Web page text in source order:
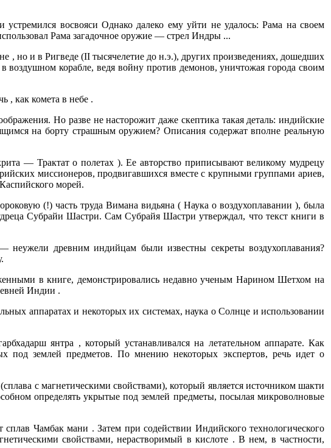
восвояси Однако далеко ему уйти не удалось: Рама на своем
Рама загадочное оружие — стрел Индры ...
но и в Ригведе (II тысячелетие до н.э.), других произведениях, дошедших
воздушном корабле, ведя войну против демонов, уничтожая города своим
, как комета в небе .
Но разве не насторожит даже скептика такая деталь: индийские
на борту страшным оружием? Описания содержат вполне реальную
— Трактат о полетах ). Ее авторство приписывают великому мудрецу
миссионеров, продвигавшихся вместе с крупными группами ариев,
морей.
(!) часть труда Вимана видьяна ( Наука о воздухоплавании ), была
Субрайи Шастри. Сам Субрайя Шастри утверждал, что текст книги в
неужели древним индийцам были известны секреты воздухоплавания?
в книге, демонстрировались недавно ученым Нарином Шетхом на
Индии .
аппаратах и некоторых их системах, наука о Солнце и использовании
янтра , который устанавливался на летательном аппарате. Как
под землей предметов. По мнению некоторых экспертов, речь идет о
с магнетическими свойствами), который является источником шакти
определять укрытые под землей предметы, посылая микроволновые
Чамбак мани . Затем при содействии Индийского технологического
свойствами, нерастворимый в кислоте . В нем, в частности,